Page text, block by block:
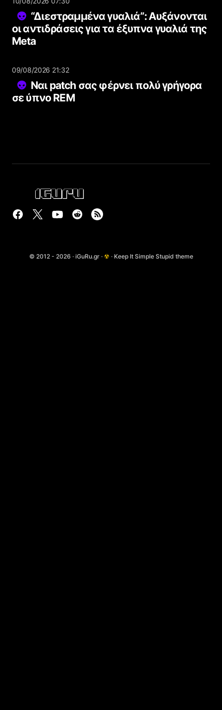
“Διεστραμμένα γυαλιά”: Αυξάνονται
οι αντιδράσεις για τα έξυπνα γυαλιά της
Meta
09/08/2026 21:32
Ναι patch σας φέρνει πολύ γρήγορα
σε ύπνο REM
© 2012 - 2026 · iGuRu.gr · ☢ · Keep It Simple Stupid theme